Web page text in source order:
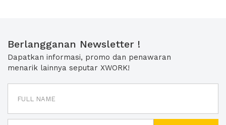
Berlangganan Newsletter !
Dapatkan informasi, promo dan penawaran
menarik lainnya seputar XWORK!